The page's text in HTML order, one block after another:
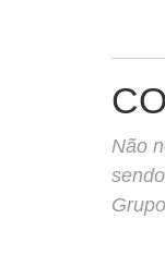
Não